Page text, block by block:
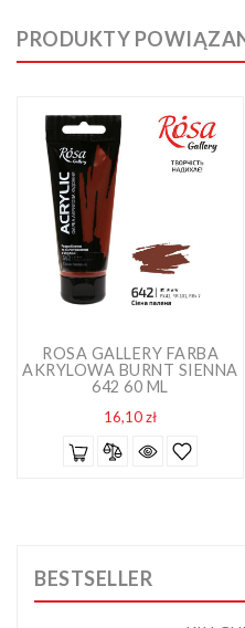
PRODUKTY
ROSA GALLERY FARBA
AKRYLOWA BURNT SIENNA
642 60 ML
16,10 złCena
BESTSELLER